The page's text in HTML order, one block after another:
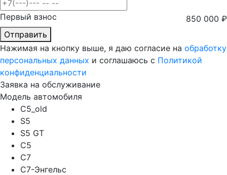
Первый взнос 850 000 ₽
Отправить
Нажимая на кнопку выше, я даю согласие на обработку
персональных данных и соглашаюсь с Политикой
конфиденциальности
Заявка на обслуживание
Модель автомобиля
C5_old
S5
S5 GT
C5
C7
C7-Энгельс